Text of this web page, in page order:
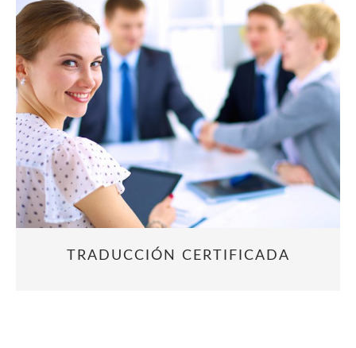
TRADUCCIÓN CERTIFICADA